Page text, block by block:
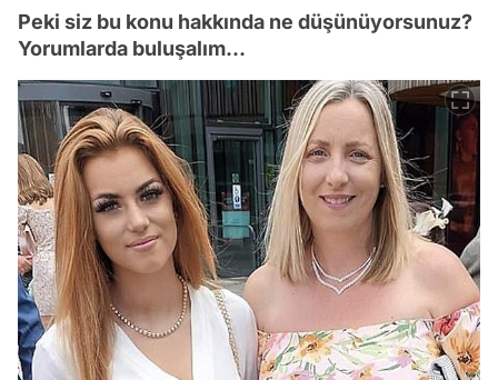
Peki siz bu konu hakkında ne düşünüyorsunuz?
Yorumlarda buluşalım...